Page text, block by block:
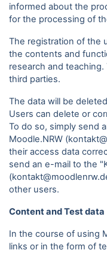
informed about the
for the processing of
The registration of the
the contents and
research and
third parties.
The data will be
Users can delete or
To do so, simply send
Moodle.NRW
their access data
send an e-mail to the
other users.
Content and Test data
In the course of using
links or in the form of